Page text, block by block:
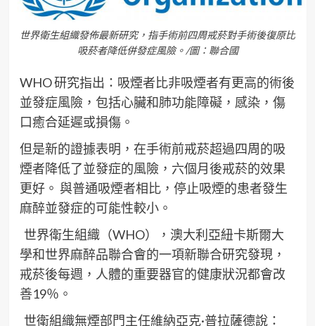
世界衛生組織發佈最新研究，指手術前四周戒菸對手術後復原比
吸菸者降低併發症風險。/圖：聯合國
WHO 研究指出：吸煙者比非吸煙者有更高的術後
並發症風險，包括心臟和肺功能障礙，感染，傷
口癒合延遲或損傷。
但是新的證據表明，在手術前戒菸超過四周的吸
煙者降低了並發症的風險，六個月後戒菸的效果
更好。 與普通吸煙者相比，停止吸煙的患者發生
麻醉並發症的可能性較小。
世界衛生組織（WHO），澳大利亞紐卡斯爾大
學和世界麻醉品聯合會的一項新聯合研究發現，
戒菸後每週，人體的重要器官的健康狀況都會改
善19％。
世衛組織無煙部門主任維納亞克·普拉薩德說：